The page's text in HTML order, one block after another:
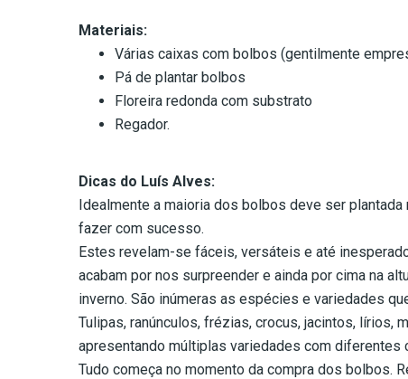
Materiais:
Várias caixas com bolbos (gentilmente
Pá de plantar bolbos
Floreira redonda com substrato
Regador.
Dicas do Luís Alves:
Idealmente a maioria dos bolbos deve ser
fazer com sucesso.
Estes revelam-se fáceis, versáteis e até
acabam por nos surpreender e ainda por cima na
inverno. São inúmeras as espécies e variedades
Tulipas, ranúnculos, frézias, crocus, jacintos, lírios,
apresentando múltiplas variedades com diferentes
Tudo começa no momento da compra dos bolbos.